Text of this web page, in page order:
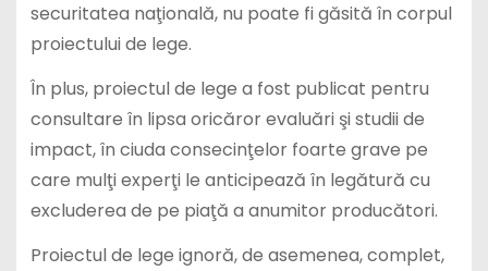
securitatea naţională, nu poate fi găsită în corpul
proiectului de lege.
În plus, proiectul de lege a fost publicat pentru
consultare în lipsa oricăror evaluări şi studii de
impact, în ciuda consecinţelor foarte grave pe
care mulţi experţi le anticipează în legătură cu
excluderea de pe piaţă a anumitor producători.
Proiectul de lege ignoră, de asemenea, complet,